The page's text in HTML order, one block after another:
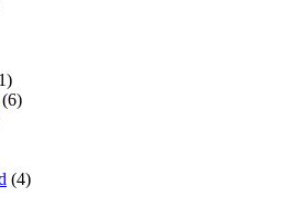
(6)
(4)